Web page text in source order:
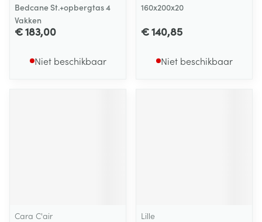
Bedcane St.+opbergtas 4
Vakken
€ 183,00
Niet beschikbaar
160x200x20
€ 140,85
Niet beschikbaar
Cara C'air
Lille